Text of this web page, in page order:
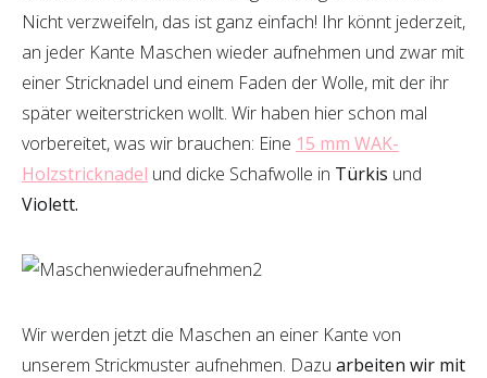
Nicht verzweifeln, das ist ganz einfach! Ihr könnt jederzeit,
an jeder Kante Maschen wieder aufnehmen und zwar mit
einer Stricknadel und einem Faden der Wolle, mit der ihr
später weiterstricken wollt. Wir haben hier schon mal
vorbereitet, was wir brauchen: Eine 15 mm WAK-
Holzstricknadel und dicke Schafwolle in Türkis und
Violett.
Wir werden jetzt die Maschen an einer Kante von
unserem Strickmuster aufnehmen. Dazu arbeiten wir mit